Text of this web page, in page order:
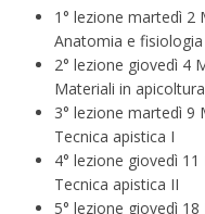
1° lezione martedì 2
Anatomia e fisiologia
2° lezione giovedì 4
Materiali in apicoltura
3° lezione martedì 9
Tecnica apistica I
4° lezione giovedì
Tecnica apistica II
5° lezione giovedì